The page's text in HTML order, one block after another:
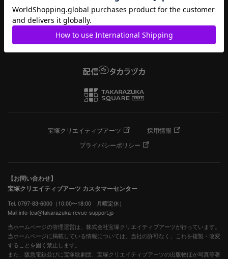
宝塚クリエイティブアーツ
採用情報
プライバシーポリシー
【お問い合わせ】
宝塚クリエイティブアーツ カスタマーセンター
Tel. 0797-83-6000（10:00〜18:00 月曜定休）
Mail info-tca@takarazuka-revue-support.jp
当ホームページの管理運営は、株式会社宝塚クリエイティブアーツが行っています。
当ホームページに掲載している情報については、当社の許可なく、これを複製・改変
することを固く禁止します。
また、阪急電鉄並びに宝塚歌劇団、宝塚クリエイティブアーツの出版物ほか写真等著